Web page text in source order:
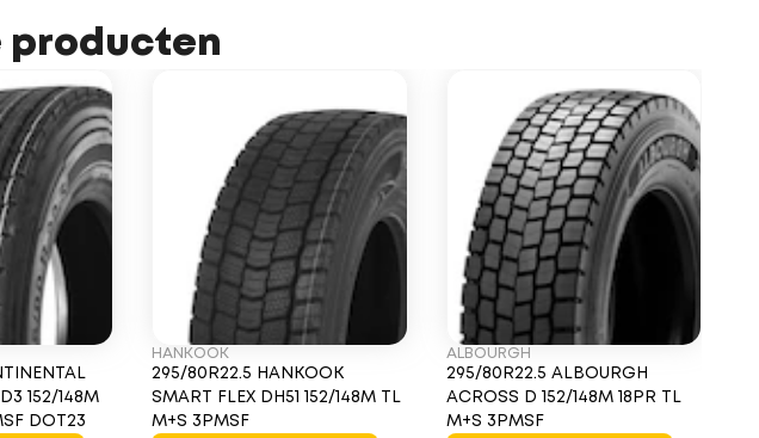
152/148M
DOT23
HANKOOK
295/80R22.5 HANKOOK
SMART FLEX DH51 152/148M TL
M+S 3PMSF
ALBOURGH
295/80R22.5 ALBOURGH
ACROSS D 152/148M 18PR TL
M+S 3PMSF